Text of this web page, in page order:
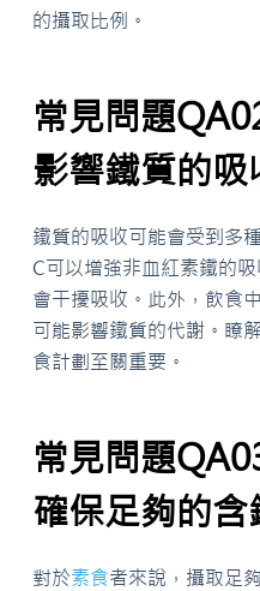
的攝取比例。
常見問題
影響鐵質的吸
鐵質的吸收可能會受到多
C可以增強非血紅素鐵的
會干擾吸收。此外，飲食
可能影響鐵質的代謝。瞭
食計劃至關重要。
常見問題
確保足夠的含
對於素食者來說，攝取足